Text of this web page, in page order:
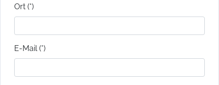
Ort (*)
E-Mail (*)